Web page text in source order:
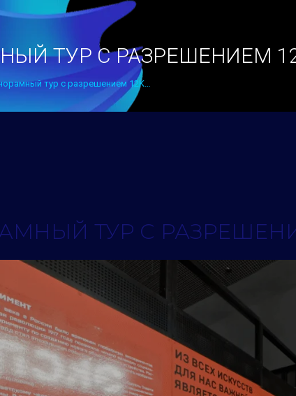
ТУР С РАЗРЕШЕНИЕМ
тур с разрешением 12K…
ТУР С